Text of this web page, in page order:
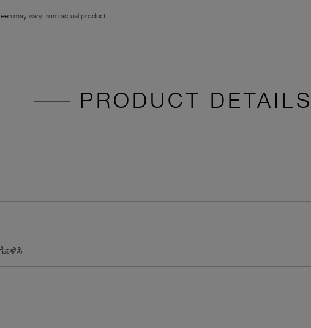
may vary from actual product
PRODUCT DETAILS